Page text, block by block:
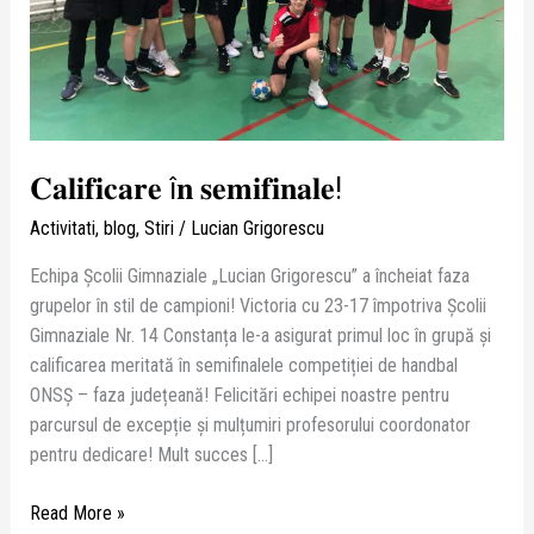
𝐂𝐚𝐥𝐢𝐟𝐢𝐜𝐚𝐫𝐞 î𝐧 𝐬𝐞𝐦𝐢𝐟𝐢𝐧𝐚𝐥𝐞!
Activitati, blog, Stiri/ Lucian Grigorescu
Echipa Școlii Gimnaziale „Lucian Grigorescu” a încheiat faza
grupelor în stil de campioni! Victoria cu 23-17 împotriva Școlii
Gimnaziale Nr. 14 Constanța le-a asigurat primul loc în grupă și
calificarea meritată în semifinalele competiției de handbal
ONSŞ – faza județeană! Felicitări echipei noastre pentru
parcursul de excepție și mulțumiri profesorului coordonator
pentru dedicare! Mult succes […]
Read More »